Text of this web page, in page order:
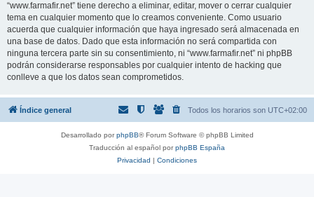
“www.farmafir.net” tiene derecho a eliminar, editar, mover o cerrar cualquier
tema en cualquier momento que lo creamos conveniente. Como usuario
acuerda que cualquier información que haya ingresado será almacenada en
una base de datos. Dado que esta información no será compartida con
ninguna tercera parte sin su consentimiento, ni “www.farmafir.net” ni phpBB
podrán considerarse responsables por cualquier intento de hacking que
conlleve a que los datos sean comprometidos.
Índice general Todos los horarios son UTC+02:00
Desarrollado porphpBB® Forum Software © phpBB Limited
Traducción al español porphpBB España
Privacidad | Condiciones